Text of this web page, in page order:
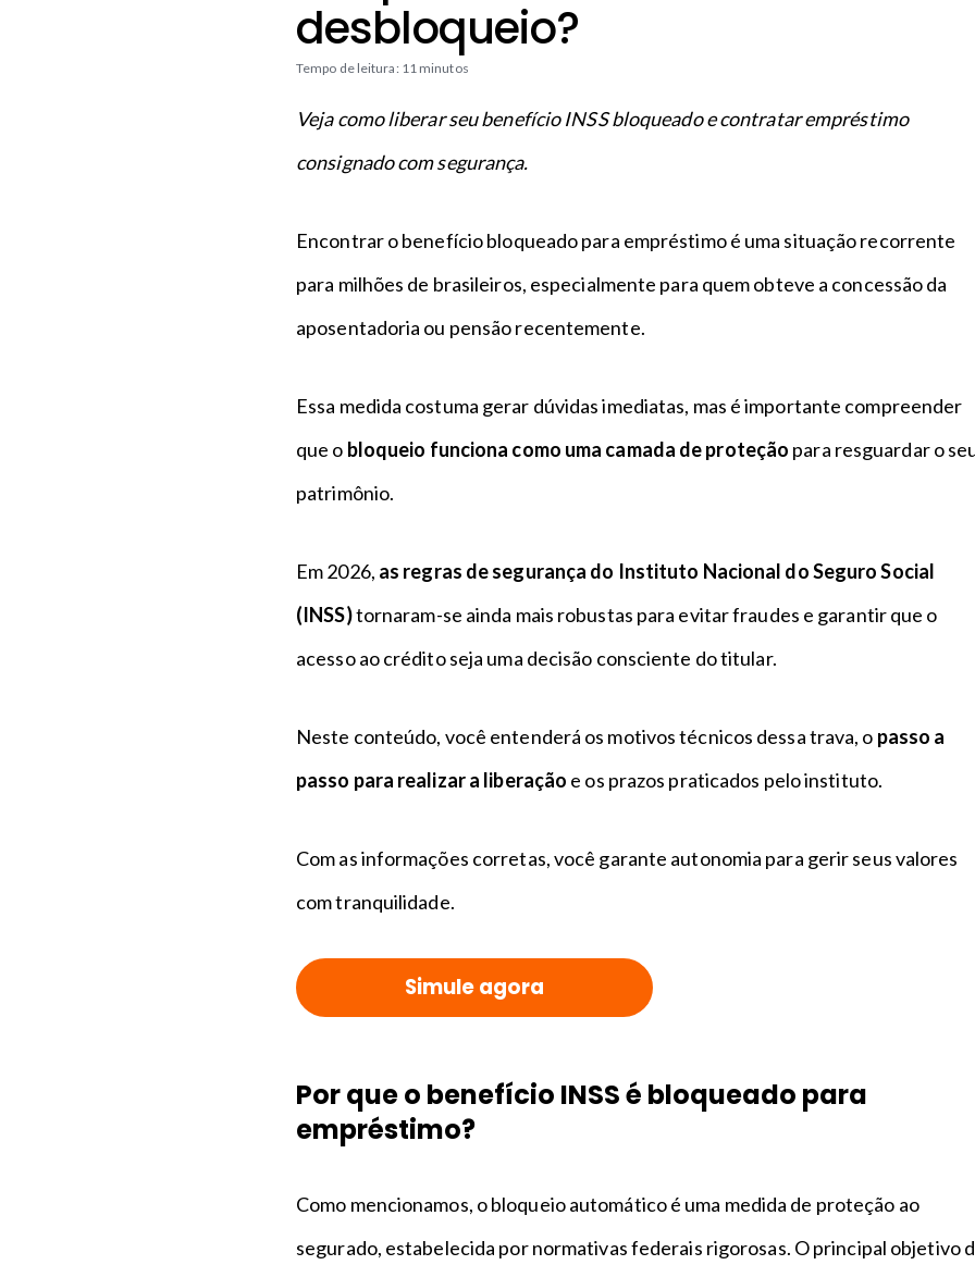
desbloqueio?
Tempo de leitura: 11 minutos
Veja como liberar seu benefício INSS bloqueado e contratar empréstimo
consignado com segurança.
Encontrar o benefício bloqueado para empréstimo é uma situação recorrente
para milhões de brasileiros, especialmente para quem obteve a concessão da
aposentadoria ou pensão recentemente.
Essa medida costuma gerar dúvidas imediatas, mas é importante compreender
que o bloqueio funciona como uma camada de proteção para resguardar o
patrimônio.
Em 2026, as regras de segurança do Instituto Nacional do Seguro Social
(INSS)tornaram-se ainda mais robustas para evitar fraudes e garantir que o
acesso ao crédito seja uma decisão consciente do titular.
Neste conteúdo, você entenderá os motivos técnicos dessa trava, o passo a
passo para realizar a liberação e os prazos praticados pelo instituto.
Com as informações corretas, você garante autonomia para gerir seus valores
com tranquilidade.
Simule agora
Por que o benefício INSS é bloqueado para
empréstimo?
Como mencionamos, o bloqueio automático é uma medida de proteção ao
segurado, estabelecida por normativas federais rigorosas. O principal objetivo